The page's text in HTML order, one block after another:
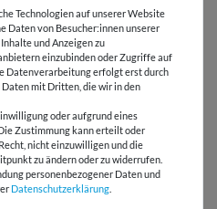
ab 60 € -
DHL
Technologien auf unserer Website
Daten von Besucher:innen unserer
und Anzeigen zu
einzubinden oder Zugriffe auf
Datenverarbeitung erfolgt erst durch
mit Dritten, die wir in den
oder aufgrund eines
Zustimmung kann erteilt oder
nicht einzuwilligen und die
zu ändern oder zu widerrufen.
personenbezogener Daten und
Daten­schutz­erklärung